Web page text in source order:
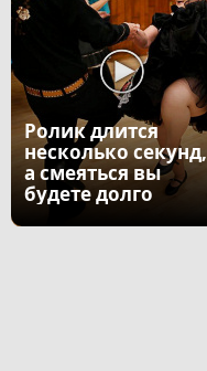
Ролик длится
несколько секунд,
а смеяться вы
будете долго